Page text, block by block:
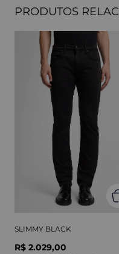
PRODUTOS
SLIMMY BLACK
R$ 2.029,00